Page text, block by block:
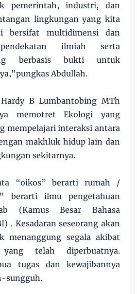
pemerintah, industri, dan
lingkungan yang kita
bersifat multidimensi dan
ilmiah serta
berbasis bukti untuk
Abdullah.
B Lumbantobing MTh
memotret Ekologi yang
mempelajari interaksi antara
makhluk hidup lain dan
sekitarnya.
“oikos” berarti rumah /
berarti ilmu pengetahuan
(Kamus Besar Bahasa
. Kesadaran seseorang akan
menanggung segala akibat
telah diperbuatnya.
tugas dan kewajibannya
sungguh.